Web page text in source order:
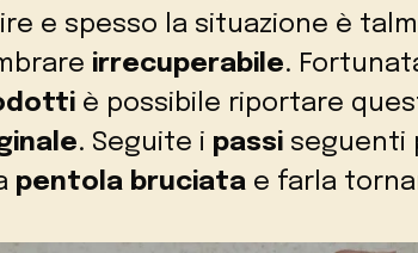
e spesso la situazione è
irrecuperabile.
è possibile riportare
. Seguite i passi seguenti
pentola bruciata e farla